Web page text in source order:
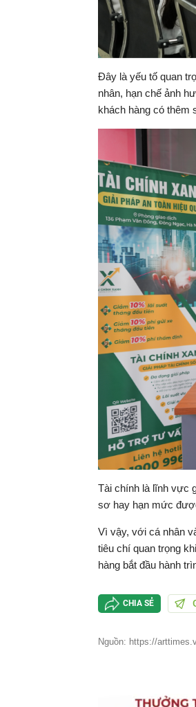
Đây là yếu tố quan
nhân, hạn chế ảnh
khách hàng có thêm
Tài chính là lĩnh vực
sơ hay hạn mức
Vì vậy, với cá nhân
tiêu chí quan trọng
hàng bắt đầu hành
CHIA SẺ
Nguồn: https://